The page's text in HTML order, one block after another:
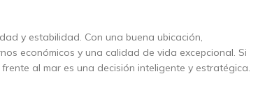
y estabilidad. Con una buena ubicación,
económicos y una calidad de vida excepcional. Si
al mar es una decisión inteligente y estratégica.